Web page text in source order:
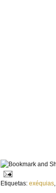
Etiquetas: exéquias